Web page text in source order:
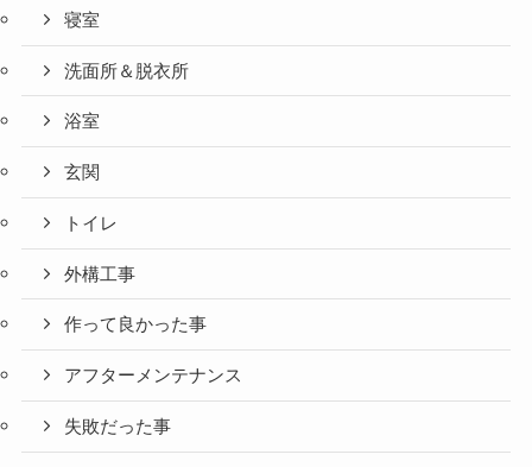
寝室
洗面所＆脱衣所
浴室
玄関
トイレ
外構工事
作って良かった事
アフターメンテナンス
失敗だった事